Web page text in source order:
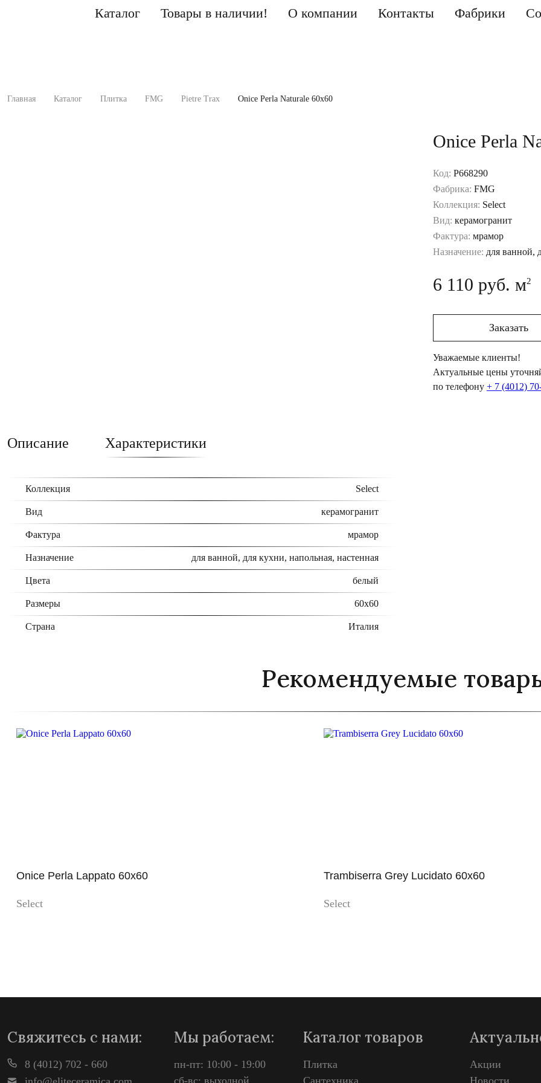
Каталог Товары в наличии! О компании Контакты Фабрики
Главная Каталог Плитка FMG Pietre Trax Onice Perla Naturale 60x60
Onice Perla
Код: P668290
Фабрика: FMG
Коллекция: Select
Вид: керамогранит
Фактура: мрамор
Назначение: для ванной,
6 110 руб. м2
Заказать
Уважаемые клиенты!
Актуальные цены
по телефону + 7 (4012)
Описание Характеристики
Коллекция Select
Вид керамогранит
Фактура мрамор
Назначение для ванной, для кухни, напольная, настенная
Цвета белый
Размеры 60x60
Страна Италия
Рекомендуемые
Onice Perla Lappato 60x60
Select
Trambiserra Grey Lucidato 60x60
Select
Свяжитесь с нами:
8 (4012) 702 - 660
Мы работаем:
пн-пт: 10:00 - 19:00
сб-вс: выходной
Каталог товаров
Плитка
Сантехника
Акции
Новости